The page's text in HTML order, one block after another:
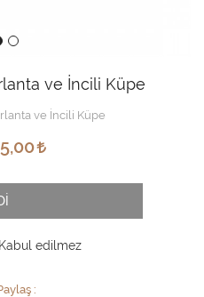
ve İncili Küpe
ve İncili Küpe
: